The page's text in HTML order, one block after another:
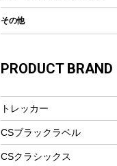
バーベキューツール
燃料・着火剤・炭
カトラリー
マグカップ、カップ
フードボトル
コーヒー&ミル
トレー
その他アウトドア雑貨
レイン
ツール、他
パドル
ヘルメット
アクセサリー
シティサイクル
自転車用アクセサリー
自転車ウェア
ラッシュガード
テント
フローティングベスト
ヘルメット
エアーポンプ
その他
湯たんぽ
PRODUCT BRAND
トレッカー
CSブラックラベル
CSクラシックス